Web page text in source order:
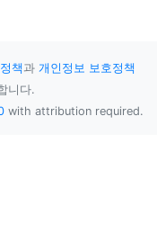
책과 개인정보 보호정책
니다.
with attribution required.